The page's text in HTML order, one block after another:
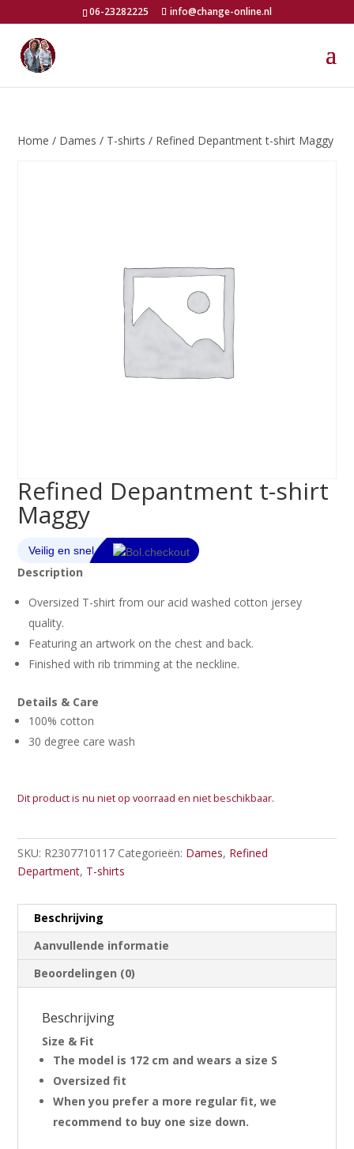
06-23282225 info@change-online.nl
Home / Dames / T-shirts / Refined Depantment t-shirt Maggy
Refined Depantment t-shirt
Maggy
Description
Oversized T-shirt from our acid washed cotton jersey
quality.
Featuring an artwork on the chest and back.
Finished with rib trimming at the neckline.
Details & Care
100% cotton
30 degree care wash
Dit product is nu niet op voorraad en niet beschikbaar.
SKU: R2307710117 Categorieën: Dames, Refined
Department, T-shirts
Beschrijving
Aanvullende informatie
Beoordelingen (0)
Beschrijving
Size & Fit
The model is 172 cm and wears a size S
Oversized fit
When you prefer a more regular fit, we
recommend to buy one size down.